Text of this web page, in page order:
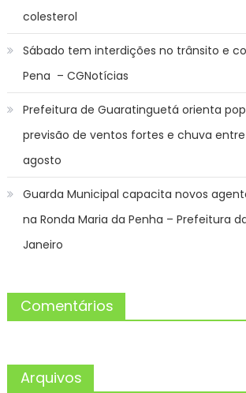
colesterol
Sábado tem interdições no trânsito e
Pena – CGNotícias
Prefeitura de Guaratinguetá orienta
previsão de ventos fortes e chuva
agosto
Guarda Municipal capacita novos
na Ronda Maria da Penha – Prefeitura
Janeiro
Comentários
Arquivos